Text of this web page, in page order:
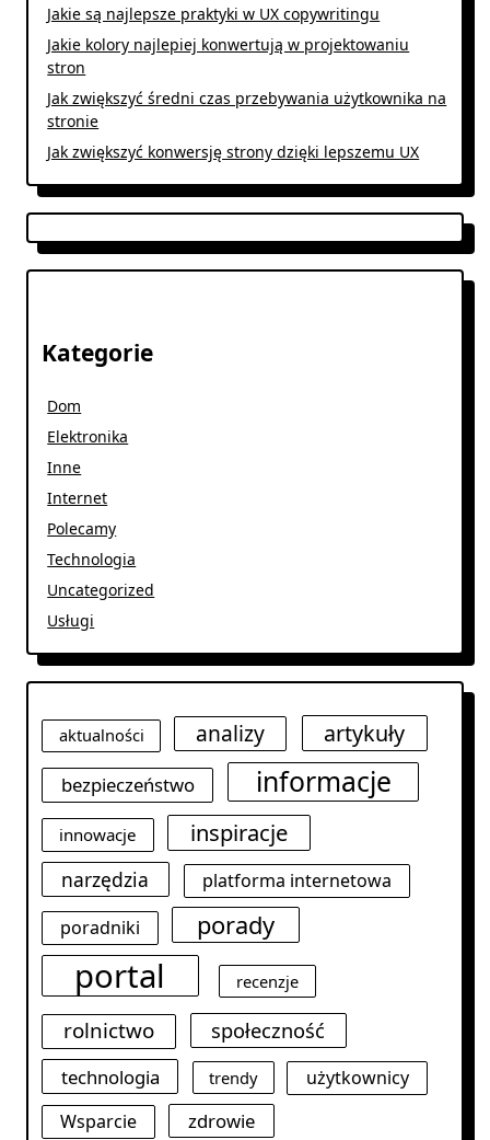
Jakie są najlepsze praktyki w UX copywritingu
Jakie kolory najlepiej konwertują w projektowaniu
stron
Jak zwiększyć średni czas przebywania użytkownika na
stronie
Jak zwiększyć konwersję strony dzięki lepszemu UX
Kategorie
Dom
Elektronika
Inne
Internet
Polecamy
Technologia
Uncategorized
Usługi
aktualności analizy artykuły
bezpieczeństwo informacje
innowacje inspiracje
narzędzia
platforma internetowa
poradniki
porady
portal recenzje
rolnictwo społeczność
technologia trendy
użytkownicy
Wsparcie
zdrowie